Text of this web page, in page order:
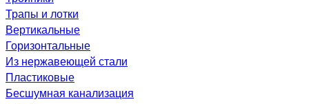
Трапы и лотки
Вертикальные
Горизонтальные
Из нержавеющей стали
Пластиковые
Бесшумная канализация